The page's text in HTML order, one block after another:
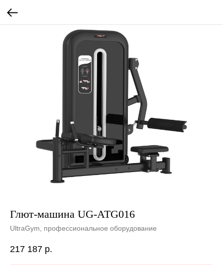
Глют-машина UG-ATG016
UltraGym, профессиональное оборудование
217 187 р.